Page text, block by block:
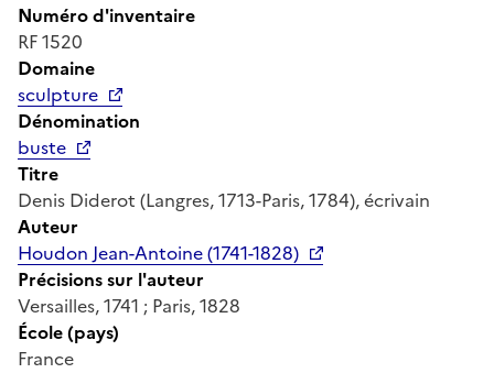
Numéro d'inventaire
RF 1520
Domaine
sculpture
Dénomination
buste
Titre
Denis Diderot (Langres, 1713-Paris, 1784), écrivain
Auteur
Houdon Jean-Antoine (1741-1828)
Précisions sur l'auteur
Versailles, 1741 ; Paris, 1828
École (pays)
France